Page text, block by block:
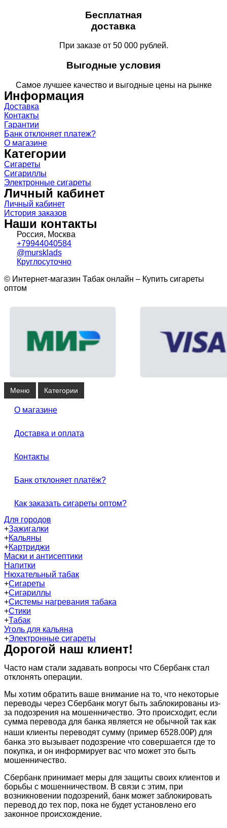
Бесплатная
доставка
При заказе от 50 000 рублей.
Выгодные условия
Самое лучшее качество и выгодные цены на рынке
Информация
Доставка
Контакты
Гарантии
Банк отклоняет платеж?
О магазине
Категории
Сигареты
Сигариллы
Электронные сигареты
Личный кабинет
Личный кабинет
История заказов
Наши контакты
Россия, Москва
+79944040584
@mursklads
Круглосуточно
© Интернет-магазин Табак онлайн – Купить сигареты
оптом
Меню Категории
О магазине
Доставка и оплата
Контакты
Банк отклоняет платёж?
Как заказать сигареты оптом?
Для городов
+Зажигалки
+Кальяны
+Картриджи
Маски и антисептики
Напитки
Нюхательный табак
+Сигареты
+Сигариллы
+Системы нагревания табака
+Стики
+Табак
Уголь для кальяна
+Электронные сигареты
Дорогой наш клиент!
Часто нам стали задавать вопросы что Сбербанк стал
отклонять операции.
Мы хотим обратить ваше внимание на то, что некоторые
переводы через Сбербанк могут быть заблокированы из-
за подозрения на мошенничество. Это происходит, если
сумма перевода для банка является не обычной так как
наши клиенты переводят сумму (пример 6528.00₽) для
банка это вызывает подозрение что совершается где то
покупка, и он информирует вас что может это быть
мошенничество.
Сбербанк принимает меры для защиты своих клиентов и
борьбы с мошенничеством. В связи с этим, при
возникновении подозрений, банк может заблокировать
перевод до тех пор, пока не будет установлено его
законное происхождение.